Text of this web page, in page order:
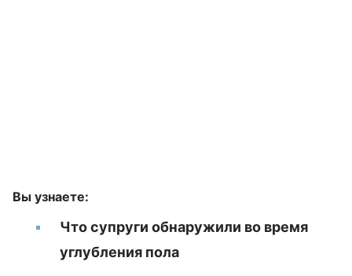
Вы узнаете:
Что супруги обнаружили во время
углубления пола